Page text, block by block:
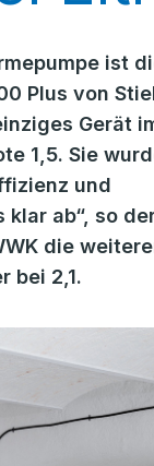
ist
Plus von
Gerät
1,5. Sie
und
ab“, so
die
bei 2,1.